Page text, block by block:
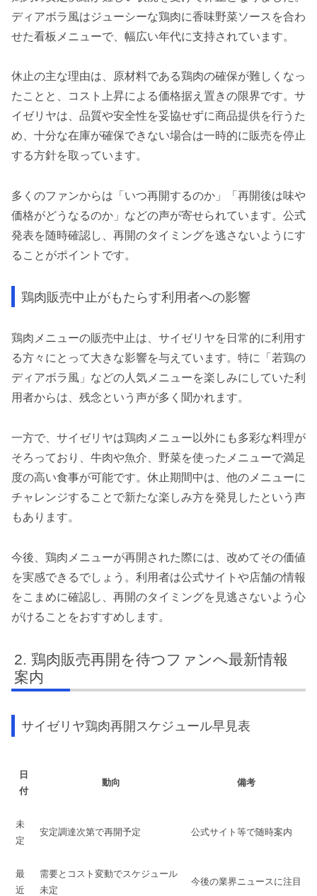
ディアボラ風はジューシーな鶏肉に香味野菜ソースを合わ
せた看板メニューで、幅広い年代に支持されています。
休止の主な理由は、原材料である鶏肉の確保が難しくなっ
たことと、コスト上昇による価格据え置きの限界です。サ
イゼリヤは、品質や安全性を妥協せずに商品提供を行うた
め、十分な在庫が確保できない場合は一時的に販売を停止
する方針を取っています。
多くのファンからは「いつ再開するのか」「再開後は味や
価格がどうなるのか」などの声が寄せられています。公式
発表を随時確認し、再開のタイミングを逃さないようにす
ることがポイントです。
鶏肉販売中止がもたらす利用者への影響
鶏肉メニューの販売中止は、サイゼリヤを日常的に利用す
る方々にとって大きな影響を与えています。特に「若鶏の
ディアボラ風」などの人気メニューを楽しみにしていた利
用者からは、残念という声が多く聞かれます。
一方で、サイゼリヤは鶏肉メニュー以外にも多彩な料理が
そろっており、牛肉や魚介、野菜を使ったメニューで満足
度の高い食事が可能です。休止期間中は、他のメニューに
チャレンジすることで新たな楽しみ方を発見したという声
もあります。
今後、鶏肉メニューが再開された際には、改めてその価値
を実感できるでしょう。利用者は公式サイトや店舗の情報
をこまめに確認し、再開のタイミングを見逃さないよう心
がけることをおすすめします。
鶏肉販売再開を待つファンへ最新情報
案内
サイゼリヤ鶏肉再開スケジュール早見表
日
付
動向 備考
未
定
安定調達次第で再開予定 公式サイト等で随時案内
最
近
需要とコスト変動でスケジュール
未定
今後の業界ニュースに注目